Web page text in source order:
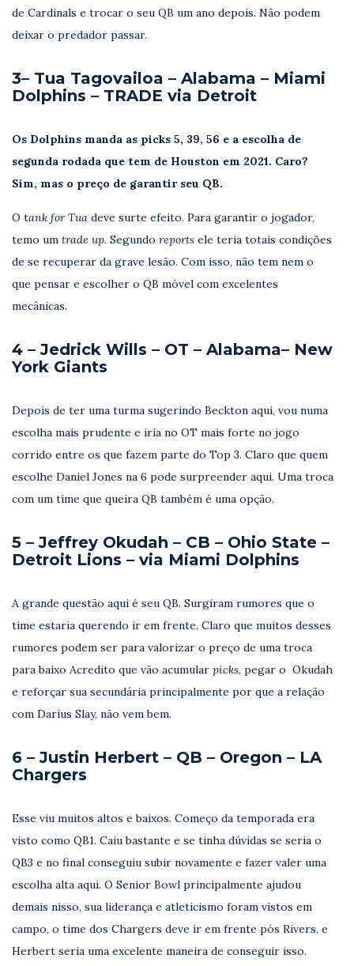
de Cardinals e trocar o seu QB um ano depois. Não podem
deixar o predador passar.
3– Tua Tagovailoa – Alabama – Miami
Dolphins – TRADE via Detroit
Os Dolphins manda as picks 5, 39, 56 e a escolha de
segunda rodada que tem de Houston em 2021. Caro?
Sim, mas o preço de garantir seu QB.
O tank for Tua deve surte efeito. Para garantir o jogador,
temo um trade up. Segundo reports ele teria totais condições
de se recuperar da grave lesão. Com isso, não tem nem o
que pensar e escolher o QB móvel com excelentes
mecânicas.
4 – Jedrick Wills – OT – Alabama– New
York Giants
Depois de ter uma turma sugerindo Beckton aqui, vou numa
escolha mais prudente e iria no OT mais forte no jogo
corrido entre os que fazem parte do Top 3. Claro que quem
escolhe Daniel Jones na 6 pode surpreender aqui. Uma troca
com um time que queira QB também é uma opção.
5 – Jeffrey Okudah – CB – Ohio State –
Detroit Lions – via Miami Dolphins
A grande questão aqui é seu QB. Surgiram rumores que o
time estaria querendo ir em frente. Claro que muitos desses
rumores podem ser para valorizar o preço de uma troca
para baixo Acredito que vão acumular picks, pegar o Okudah
e reforçar sua secundária principalmente por que a relação
com Darius Slay, não vem bem.
6 – Justin Herbert – QB – Oregon – LA
Chargers
Esse viu muitos altos e baixos. Começo da temporada era
visto como QB1. Caiu bastante e se tinha dúvidas se seria o
QB3 e no final conseguiu subir novamente e fazer valer uma
escolha alta aqui. O Senior Bowl principalmente ajudou
demais nisso, sua liderança e atleticismo foram vistos em
campo, o time dos Chargers deve ir em frente pós Rivers, e
Herbert seria uma excelente maneira de conseguir isso.